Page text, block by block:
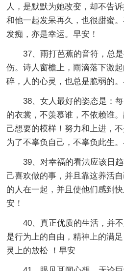
人，是默默为她改变，却不告
和他一起发呆再久，也很甜蜜
发痴，亦是幸运。早安！
37、雨打芭蕉的音符，总
伤。诗人窗檐上，雨滴落下激
碎，人的心灵，也总是脆弱的。
38、女人最好的姿态是：
的衣裳，不羡慕谁，不依赖谁
己想要的模样！努力和上进，
为了不辜负自己，不辜负此生。
39、对幸福的看法应该日
己喜欢做的事，并且靠这养活
的人在一起，并且使他们感到
安！
40、真正优质的生活，并
是行为上的自由，精神上的满
灵上的放松 ！早安